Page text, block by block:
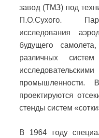
завод (ТМЗ) под
П.О.Сухого.
исследования
будущего
различных
промышленности.
проектируются
стенды систем
В 1964 году